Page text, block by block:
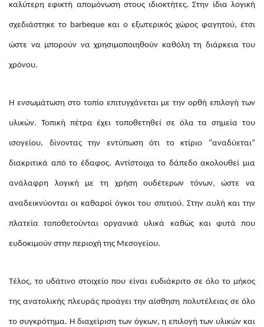
καλύτερη εφικτή απομόνωση στους ιδιοκτήτες. Στην ίδια λογική
σχεδιάστηκε το barbeque και ο εξωτερικός χώρος φαγητού, έτσι
ώστε να μπορούν να χρησιμοποιηθούν καθόλη τη διάρκεια του
χρόνου.
Η ενσωμάτωση στο τοπίο επιτυγχάνεται με την ορθή επιλογή των
υλικών. Τοπική πέτρα έχει τοποθετηθεί σε όλα τα σημεία του
ισογείου, δίνοντας την εντύπωση ότι το κτίριο “αναδύεται”
διακριτικά από το έδαφος. Αντίστοιχα το δάπεδο ακολουθεί μια
ανάλαφρη λογική με τη χρήση ουδέτερων τόνων, ώστε να
αναδεικνύονται οι καθαροί όγκοι του σπιτιού. Στην αυλή και την
πλατεία τοποθετούνται οργανικά υλικά καθώς και φυτά που
ευδοκιμούν στην περιοχή της Μεσογείου.
Τέλος, το υδάτινο στοιχείο που είναι ευδιάκριτο σε όλο το μήκος
της ανατολικής πλευράς προάγει την αίσθηση πολυτέλειας σε όλο
το συγκρότημα. Η διαχείριση των όγκων, η επιλογή των υλικών και